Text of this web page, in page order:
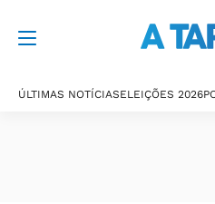
ÚLTIMAS NOTÍCIASELEIÇÕES 2026